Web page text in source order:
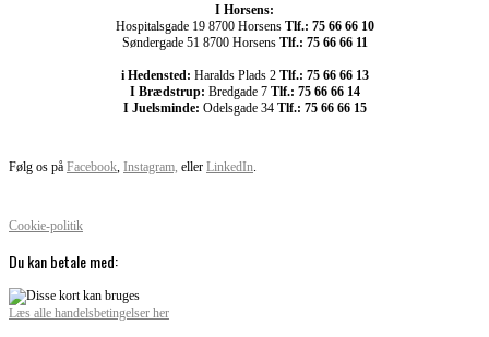
I Horsens:
Hospitalsgade 19 8700 Horsens Tlf.: 75 66 66 10
Søndergade 51 8700 Horsens Tlf.: 75 66 66 11
i Hedensted: Haralds Plads 2 Tlf.: 75 66 66 13
I Brædstrup: Bredgade 7 Tlf.: 75 66 66 14
I Juelsminde: Odelsgade 34 Tlf.: 75 66 66 15
Følg os på Facebook, Instagram, eller LinkedIn.
Cookie-politik
Du kan betale med:
Læs alle handelsbetingelser her